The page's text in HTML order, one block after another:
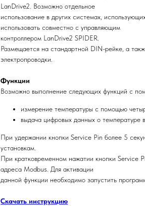
LanDrive2. Возможно отдельное
использование в других системах,
использовать совместно с управляющим
контроллером LanDrive2 SPIDER.
Размещается на стандартной DIN-рейке, а
электропроводки.
Функции
Возможно выполнение следующих функций с
измерение температуры с помощью
выдача цифровых данных о температуре
При удержании кнопки Service Pin более 5
установкам.
При кратковременном нажатии кнопки Service
адреса Modbus. Для активации
данной функции необходимо запустить
Скачать инструкцию